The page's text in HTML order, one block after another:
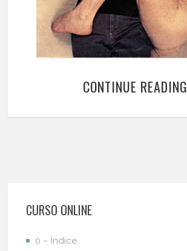
CONTINUE READING
CURSO ONLINE
0 – Índice